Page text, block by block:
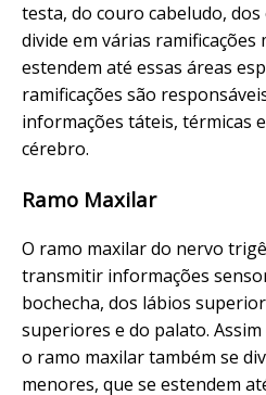
testa, do couro cabeludo, dos
divide em várias ramificações
estendem até essas áreas
ramificações são
informações táteis, térmicas
cérebro.
Ramo Maxilar
O ramo maxilar do nervo
transmitir informações
bochecha, dos lábios
superiores e do palato.
o ramo maxilar também se
menores, que se estendem